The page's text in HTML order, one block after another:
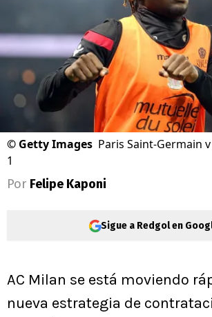
© Getty Images Paris Saint-Germain
1
Por Felipe Kaponi
Sigue a Redgol en
AC Milan se está moviendo
nueva estrategia de